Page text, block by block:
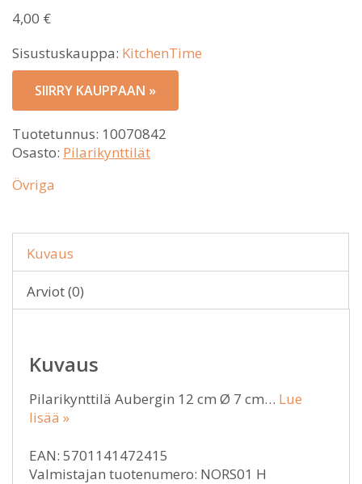
4,00 €
Sisustuskauppa: KitchenTime
SIIRRY KAUPPAAN »
Tuotetunnus: 10070842
Osasto: Pilarikynttilät
Övriga
Kuvaus
Arviot (0)
Kuvaus
Pilarikynttilä Aubergin 12 cm Ø 7 cm… Lue
lisää »
EAN: 5701141472415
Valmistajan tuotenumero: NORS01 H